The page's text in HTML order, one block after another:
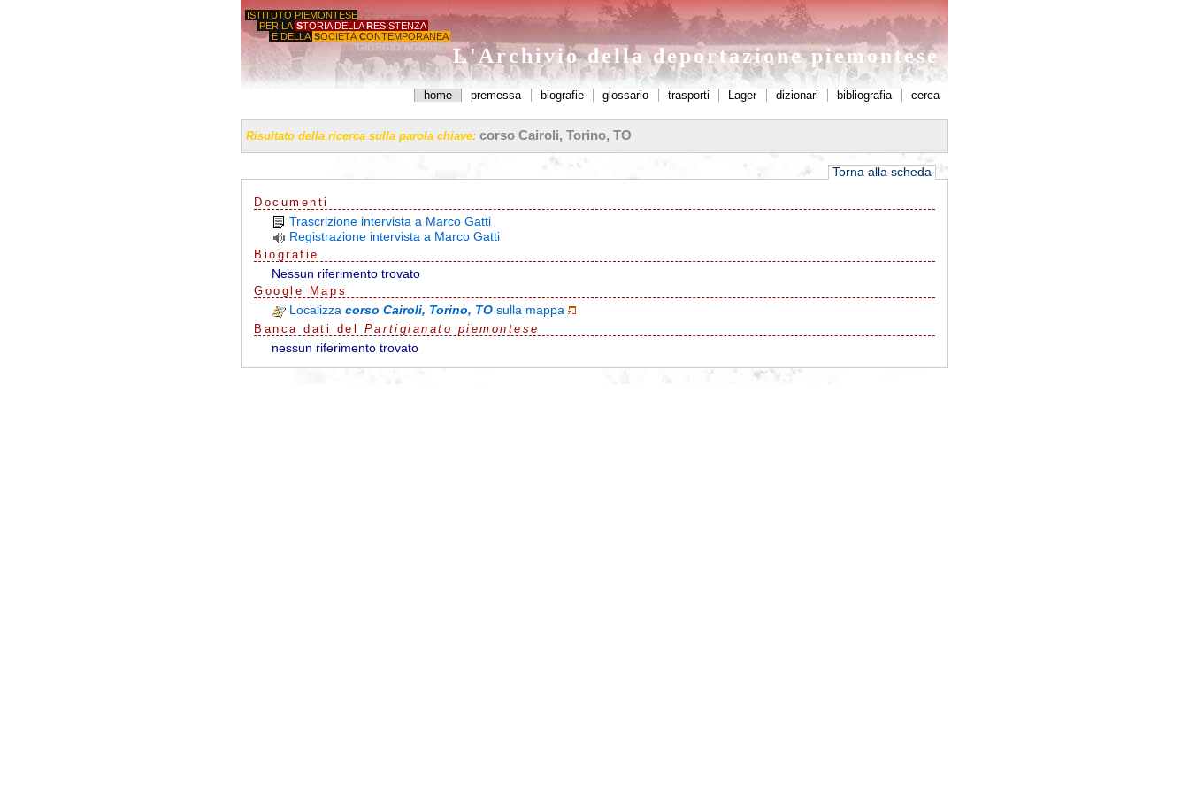
ISTITUTO PIEMONTESE
PER LA STORIA DELLA RESISTENZA
E DELLA SOCIETÀ CONTEMPORANEA
'GIORGIO AGOSTI'
L'Archivio della deportazione piemontese
home premessa biografie glossario trasporti Lager dizionari bibliografia cerca
Risultato della ricerca sulla parola chiave: corso Cairoli, Torino, TO
Torna alla scheda
Documenti
Trascrizione intervista a Marco Gatti
Registrazione intervista a Marco Gatti
Biografie
Nessun riferimento trovato
G oo g e Maps
Localizzacorso Cairoli, Torino, TOsulla mappa
Banca dati del Partigianato piemontese
nessun riferimento trovato